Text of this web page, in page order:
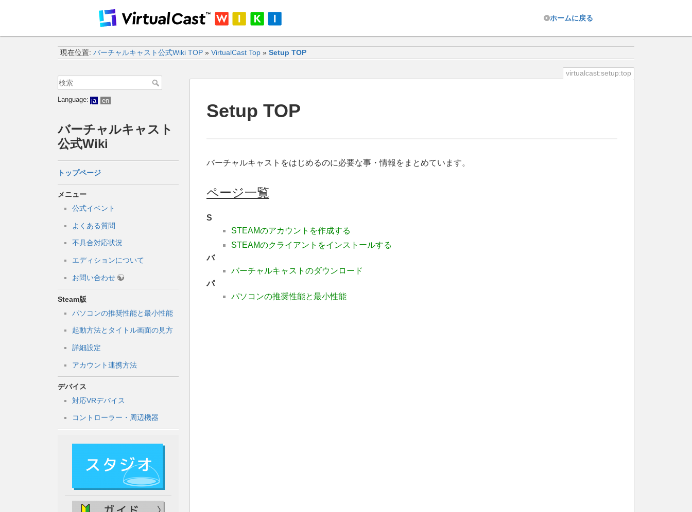
ホームに戻る
現在位置: バーチャルキャスト公式Wiki TOP» VirtualCast Top» Setup TOP
Language: ja en
バーチャルキャスト
公式Wiki
トップページ
メニュー
公式イベント
よくある質問
不具合対応状況
エディションについて
お問い合わせ
Steam版
パソコンの推奨性能と最小性能
起動方法とタイトル画面の見方
詳細設定
アカウント連携方法
デバイス
対応VRデバイス
コントローラー・周辺機器
virtualcast:setup:top
Setup TOP
バーチャルキャストをはじめるのに必要な事・情報をまとめています。
ページ一覧
S
STEAMのアカウントを作成する
STEAMのクライアントをインストールする
バ
バーチャルキャストのダウンロード
パ
パソコンの推奨性能と最小性能